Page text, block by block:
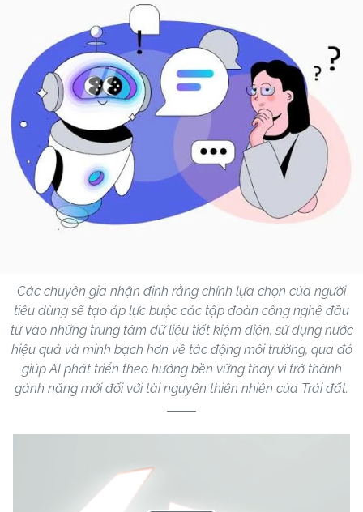
Các chuyên gia nhận định rằng chính lựa chọn của người
tiêu dùng sẽ tạo áp lực buộc các tập đoàn công nghệ đầu
tư vào những trung tâm dữ liệu tiết kiệm điện, sử dụng nước
hiệu quả và minh bạch hơn về tác động môi trường, qua đó
giúp AI phát triển theo hướng bền vững thay vì trở thành
gánh nặng mới đối với tài nguyên thiên nhiên của Trái đất.